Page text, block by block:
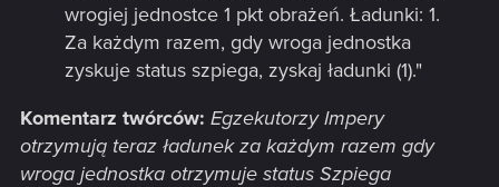
wrogiej jednostce 1 pkt obrażeń. Ładunki: 1.
Za każdym razem, gdy wroga jednostka
zyskuje status szpiega, zyskaj ładunki (1)."
Komentarz twórców: Egzekutorzy Impery
otrzymują teraz ładunek za każdym razem gdy
wroga jednostka otrzymuje status Szpiega